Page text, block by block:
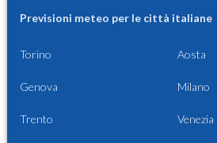
Previsioni meteo per le città italiane
Torino Aosta
Genova Milano
Trento Venezia